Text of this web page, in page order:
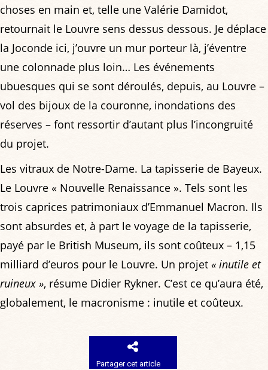
choses en main et, telle une Valérie Damidot,
retournait le Louvre sens dessus dessous. Je déplace
la Joconde ici, j’ouvre un mur porteur là, j’éventre
une colonnade plus loin… Les événements
ubuesques qui se sont déroulés, depuis, au Louvre –
vol des bijoux de la couronne, inondations des
réserves – font ressortir d’autant plus l’incongruité
du projet.
Les vitraux de Notre-Dame. La tapisserie de Bayeux.
Le Louvre « Nouvelle Renaissance ». Tels sont les
trois caprices patrimoniaux d’Emmanuel Macron. Ils
sont absurdes et, à part le voyage de la tapisserie,
payé par le British Museum, ils sont coûteux – 1,15
milliard d’euros pour le Louvre. Un projet « inutile et
ruineux », résume Didier Rykner. C’est ce qu’aura été,
globalement, le macronisme : inutile et coûteux.
Partager cet article